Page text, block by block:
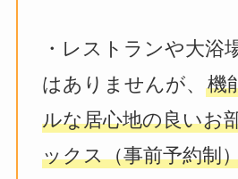
・レストランや大浴
はありませんが、 機
ルな居心地の良いお
ックス（事前予約制